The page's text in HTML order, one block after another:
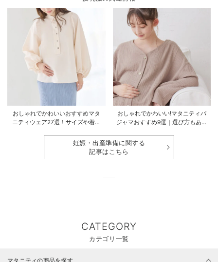
おしゃれでかわいいおすすめマタ
ニティウェア27選！サイズや着る
おしゃれでかわいい!マタニティパ
ジャマおすすめ9選｜選び方もあわ
妊娠・出産準備に関する
記事はこちら
CATEGORY
カテゴリ一覧
マタニティの商品を探す